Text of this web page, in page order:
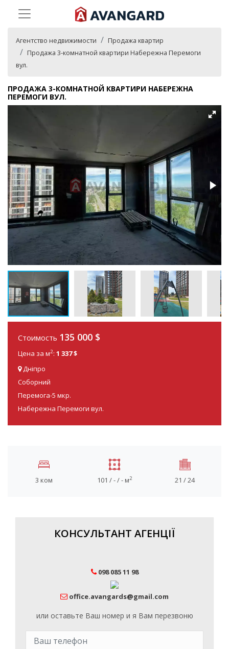
Агентство недвижимости
Продажа квартир
Продажа 3-комнатной квартири Набережна Перемоги
вул.
ПРОДАЖА 3-КОМНАТНОЙ КВАРТИРИ НАБЕРЕЖНА
ПЕРЕМОГИ ВУЛ.
Стоимость 135 000 $
Цена за м2: 1 337 $
Дніпро
Соборний
Перемога-5 мкр.
Набережна Перемоги вул.
3 ком 101 / - / - м2 21 / 24
КОНСУЛЬТАНТ АГЕНЦІЇ
098 085 11 98
office.avangards@gmail.com
или оставьте Ваш номер и я Вам перезвоню